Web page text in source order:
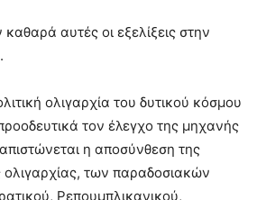
καθαρά αυτές οι εξελίξεις στην
ολιγαρχία του δυτικού κόσμου
τον έλεγχο της μηχανής
η αποσύνθεση της
ολιγαρχίας, των παραδοσιακών
Ρεπουμπλικανικού,